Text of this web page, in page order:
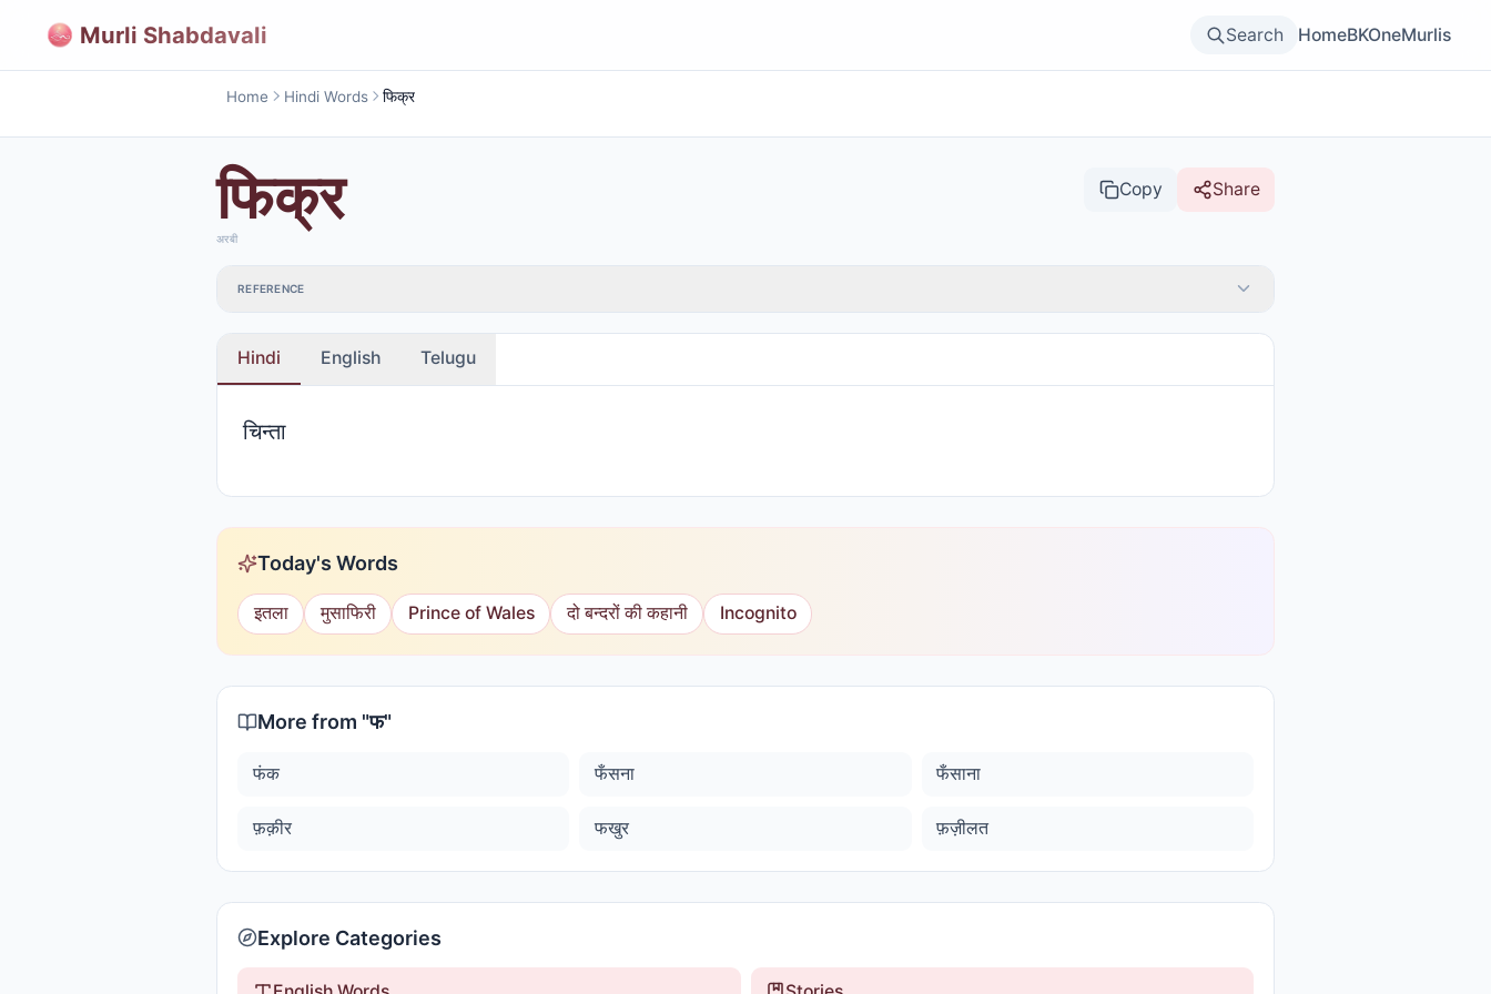
Murli Shabdavali Search HomeBKOneMurlis
Home Hindi Words फिक्र
फिक्र Copy Share
अरबी
REFERENCE
Hindi English Telugu
चिन्ता
Today's Words
इतला मुसाफिरी Prince of Wales दो बन्दरों की कहानी Incognito
More from "फ"
फंक फँसना फँसाना
फ़क़ीर फखुर फ़ज़ीलत
Explore Categories